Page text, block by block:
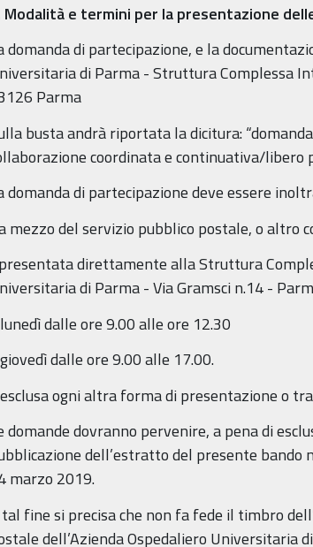
Modalità e termini per la presentazione
domanda di partecipazione, e la
di Parma - Struttura Complessa
Parma
busta andrà riportata la dicitura:
coordinata e continuativa/libero
domanda di partecipazione deve essere
mezzo del servizio pubblico postale, o altro
direttamente alla Struttura
di Parma - Via Gramsci n.14 -
dalle ore 9.00 alle ore 12.30
dalle ore 9.00 alle 17.00.
ogni altra forma di presentazione o
domande dovranno pervenire, a pena di
dell’estratto del presente
marzo 2019.
fine si precisa che non fa fede il timbro
dell’Azienda Ospedaliero